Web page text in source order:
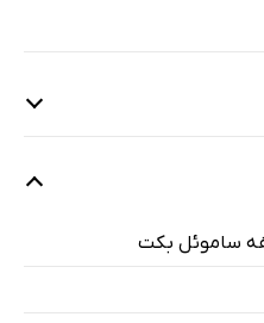
و جستجوی عشق
ساموئل بکت